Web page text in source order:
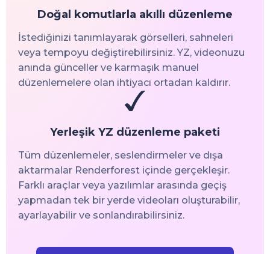
Doğal komutlarla akıllı düzenleme
İstediğinizi tanımlayarak görselleri, sahneleri
veya tempoyu değiştirebilirsiniz. YZ, videonuzu
anında günceller ve karmaşık manuel
düzenlemelere olan ihtiyacı ortadan kaldırır.
Yerleşik YZ düzenleme paketi
Tüm düzenlemeler, seslendirmeler ve dışa
aktarmalar Renderforest içinde gerçekleşir.
Farklı araçlar veya yazılımlar arasında geçiş
yapmadan tek bir yerde videoları oluşturabilir,
ayarlayabilir ve sonlandırabilirsiniz.